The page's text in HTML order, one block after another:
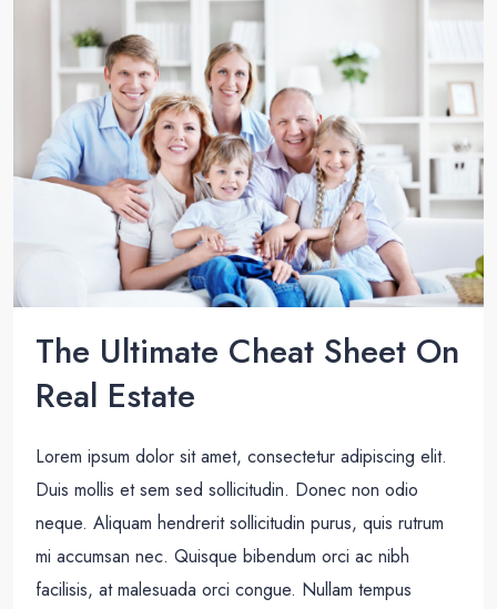
The Ultimate Cheat Sheet On
Real Estate
Lorem ipsum dolor sit amet, consectetur adipiscing elit.
Duis mollis et sem sed sollicitudin. Donec non odio
neque. Aliquam hendrerit sollicitudin purus, quis rutrum
mi accumsan nec. Quisque bibendum orci ac nibh
facilisis, at malesuada orci congue. Nullam tempus